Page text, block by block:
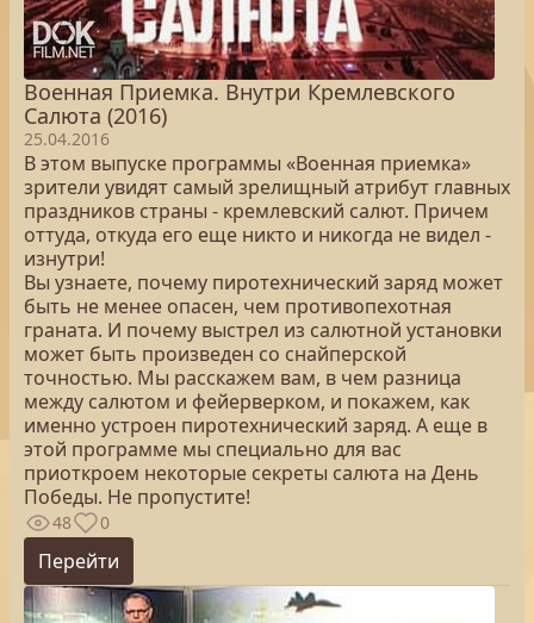
Военная Приемка. Внутри Кремлевского
Салюта (2016)
25.04.2016
В этом выпуске программы «Военная приемка»
зрители увидят самый зрелищный атрибут главных
праздников страны - кремлевский салют. Причем
оттуда, откуда его еще никто и никогда не видел -
изнутри!
Вы узнаете, почему пиротехнический заряд может
быть не менее опасен, чем противопехотная
граната. И почему выстрел из салютной установки
может быть произведен со снайперской
точностью. Мы расскажем вам, в чем разница
между салютом и фейерверком, и покажем, как
именно устроен пиротехнический заряд. А еще в
этой программе мы специально для вас
приоткроем некоторые секреты салюта на День
Победы. Не пропустите!
48 0
Перейти